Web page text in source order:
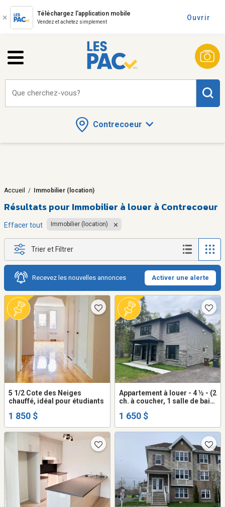
Téléchargez l'application mobile
Vendez et achetez simplement
Ouvrir
Contrecoeur
Que cherchez-vous?
Accueil / Immobilier (location)
Résultats pour Immobilier à louer à Contrecoeur
Effacer tout Immobilier (location)
Trier et Filtrer
Recevez les nouvelles annonces Activer une alerte
5 1/2 Cote des Neiges
chauffé, idéal pour étudiants
1 850 $
Appartement à louer - 4 ½ - (2
ch. à coucher, 1 salle de bain
1 650 $